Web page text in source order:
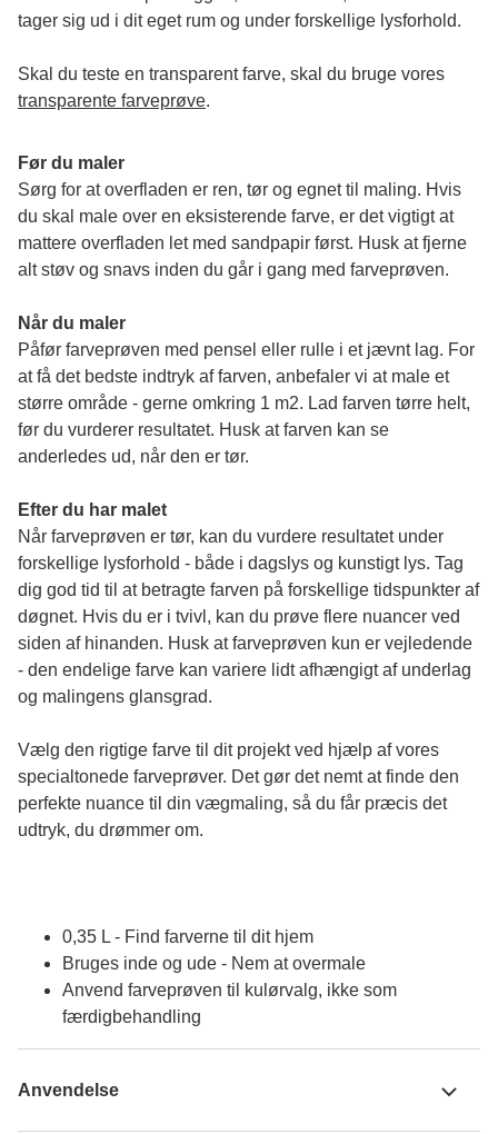
tager sig ud i dit eget rum og under forskellige lysforhold.
transparente farveprøve.
Før du maler
Sørg for at overfladen er ren, tør og egnet til maling. Hvis
du skal male over en eksisterende farve, er det vigtigt at
mattere overfladen let med sandpapir først. Husk at fjerne
alt støv og snavs inden du går i gang med farveprøven.
Når du maler
Påfør farveprøven med pensel eller rulle i et jævnt lag. For
at få det bedste indtryk af farven, anbefaler vi at male et
større område - gerne omkring 1 m2. Lad farven tørre helt,
før du vurderer resultatet. Husk at farven kan se
anderledes ud, når den er tør.
Efter du har malet
Når farveprøven er tør, kan du vurdere resultatet under
forskellige lysforhold - både i dagslys og kunstigt lys. Tag
dig god tid til at betragte farven på forskellige tidspunkter af
døgnet. Hvis du er i tvivl, kan du prøve flere nuancer ved
siden af hinanden. Husk at farveprøven kun er vejledende
- den endelige farve kan variere lidt afhængigt af underlag
og malingens glansgrad.
Vælg den rigtige farve til dit projekt ved hjælp af vores
specialtonede farveprøver. Det gør det nemt at finde den
perfekte nuance til din vægmaling, så du får præcis det
udtryk, du drømmer om.
0,35 L - Find farverne til dit hjem
Bruges inde og ude - Nem at overmale
Anvend farveprøven til kulørvalg, ikke som
færdigbehandling
Anvendelse